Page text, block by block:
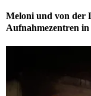
Meloni und von der
Aufnahmezentren